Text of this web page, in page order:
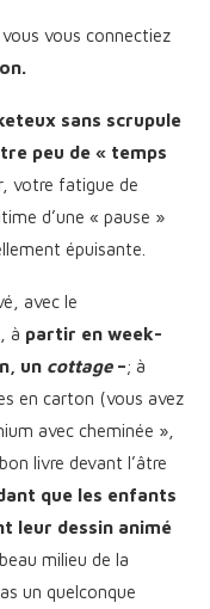
vous connectiez
sans scrupule
peu de « temps
votre fatigue de
d’une « pause »
épuisante.
avec le
à partir en week-
un cottage–; à
en carton (vous avez
avec cheminée »,
livre devant l’âtre
que les enfants
leur dessin animé
milieu de la
un quelconque